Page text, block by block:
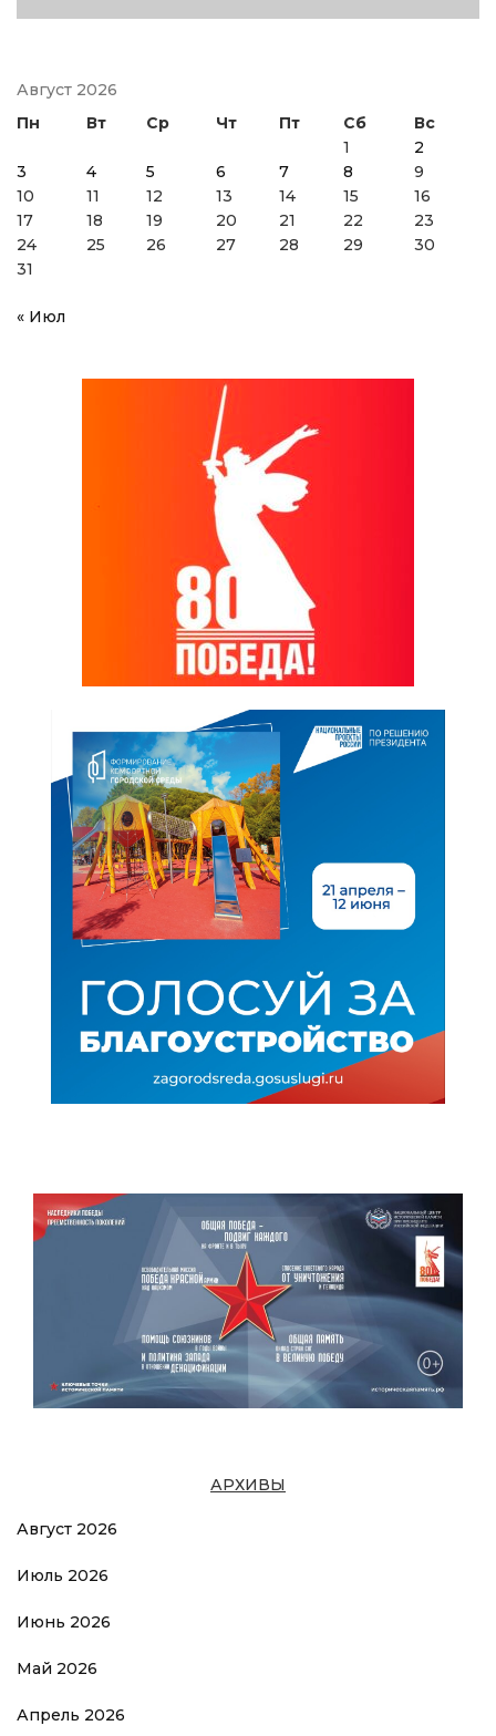
Август 2026
Пн
Вт Ср Чт Пт Сб
Вс
1
2
3
4 5 6 7 8
9
10
11 12 13 14 15
16
17
18 19 20 21 22
23
24
25 26 27 28 29
30
31
« Июл
АРХИВЫ
Август 2026
Июль 2026
Июнь 2026
Май 2026
Апрель 2026